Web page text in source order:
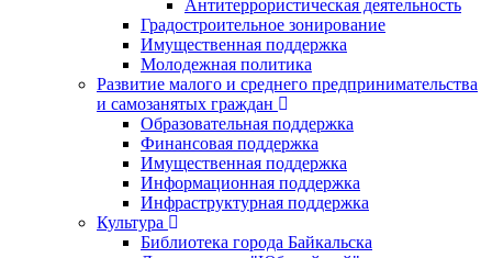
Антитеррористическая деятельность
Градостроительное зонирование
Имущественная поддержка
Молодежная политика
Развитие малого и среднего предпринимательства
и самозанятых граждан
Образовательная поддержка
Финансовая поддержка
Имущественная поддержка
Информационная поддержка
Инфраструктурная поддержка
Культура
Библиотека города Байкальска